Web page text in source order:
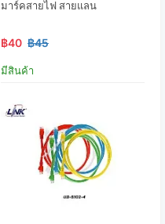
มาร์คสายไฟ สายแลน
฿40 ฿45
มีสินค้า